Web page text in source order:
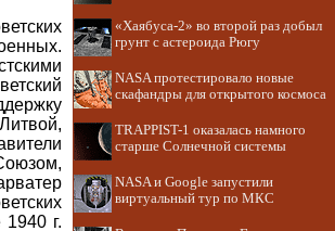
г.
«Хаябуса-2» во второй раз добыл
грунт с астероида Рюгу
NASA протестировало новые
скафандры для открытого космоса
TRAPPIST-1 оказалась намного
старше Солнечной системы
NASA и Google запустили
виртуальный тур по МКС